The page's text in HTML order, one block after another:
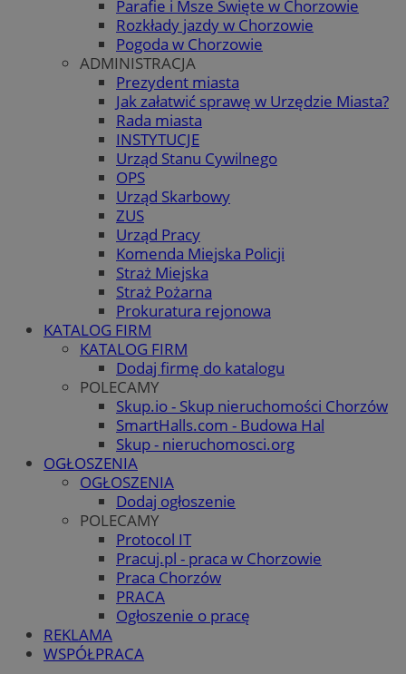
Parafie i Msze Święte w Chorzowie
Rozkłady jazdy w Chorzowie
Pogoda w Chorzowie
ADMINISTRACJA
Prezydent miasta
Jak załatwić sprawę w Urzędzie Miasta?
Rada miasta
INSTYTUCJE
Urząd Stanu Cywilnego
OPS
Urząd Skarbowy
ZUS
Urząd Pracy
Komenda Miejska Policji
Straż Miejska
Straż Pożarna
Prokuratura rejonowa
KATALOG FIRM
KATALOG FIRM
Dodaj firmę do katalogu
POLECAMY
Skup.io - Skup nieruchomości Chorzów
SmartHalls.com - Budowa Hal
Skup - nieruchomosci.org
OGŁOSZENIA
OGŁOSZENIA
Dodaj ogłoszenie
POLECAMY
Protocol IT
Pracuj.pl - praca w Chorzowie
Praca Chorzów
PRACA
Ogłoszenie o pracę
REKLAMA
WSPÓŁPRACA